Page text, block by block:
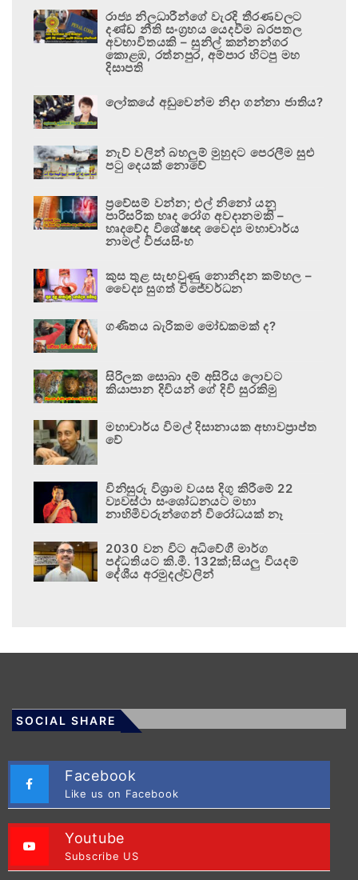
රාජ්‍ය නිලධාරීන්ගේ වැරදි තීරණවලට
දණ්ඩ නීති සංග්‍රහය යෙදවීම බරපතල
අවභාවිතයකි – සුනිල් කන්නන්ගර
කොළඹ, රත්නපුර, අම්පාර හිටපු මහ
දිසාපති
ලෝකයේ අඩුවෙන්ම නිදා ගන්නා ජාතිය?
නැව් වලින් බහලුම් මුහුදට පෙරලීම සුළු
පටු දෙයක් නොවේ
ප්‍රවේසම් වන්න; එල් නිනෝ යනු
පාරිසරික හෘද රෝග අවදානමකි –
හෘදවේද විශේෂඥ වෛද්‍ය මහාචාර්ය
නාමල් විජයසිංහ
කුස තුළ සැඟවුණු නොනිදන කම්හල –
වෛද්‍ය සුගත් විජේවර්ධන
ගණිතය බැරිකම මෝඩකමක් ද?
සිරිලක සොබා දම් අසිරිය ලොවට
කියාපාන දිවියන් ගේ දිවි සුරකිමු
මහාචාර්ය විමල් දිසානායක අභාවප්‍රාප්ත
වේ
විනිසුරු විශ්‍රාම වයස දිගු කිරීමේ 22
ව්‍යවස්ථා සංශෝධනයට මහා
නාහිමිවරුන්ගෙන් විරෝධයක් නෑ
2030 වන විට අධිවේගී මාර්ග
පද්ධතියට කි.මී. 132ක්;සියලු වියදම්
දේශීය අරමුදල්වලින්
SOCIAL SHARE
Facebook
Like us on Facebook
Youtube
Subscribe US